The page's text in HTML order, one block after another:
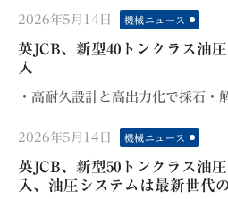
Posted
on
2026年5月14日 機械ニュース
英JCB、新型40トンクラス油
入
・高耐久設計と高出力化で採石・
Posted
on
2026年5月14日 機械ニュース
英JCB、新型50トンクラス油
入、油圧システムは最新世代